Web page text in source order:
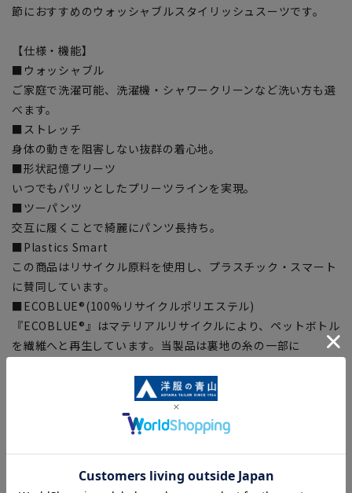
節におすすめのウォッシャブルスタイリッシュスーツです。
【仕様・機能】
■ウォッシャブル
ご家庭で洗濯可能、洗濯機・シャワークリーンなど洗い方も選
べます。
■ストレッチ
身体の動きを阻害しない抜群の着心地。
■形状記憶プリーツ
いつでもパリッとしたプリーツラインを実現。
■ツーパンツ
交互に履くことで綺麗にパンツ長持ち。
■Plastics Smart
この商品はリサイクル原料を使用し、プラスチック・スマート
に賛同しています。
■ECOBLUE®(100%リサイクルポリエステル)
『ECOBLUE®』はマテリアルリサイクルにより、ペットボトル
を繊維へと再生しています。当製品は裏地の糸の一部に
【シルエット】《細め(スリム)》 (当社比)
ある場合がございますので、予めご了承ください。